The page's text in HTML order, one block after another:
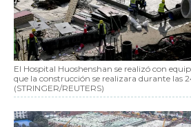
El Hospital Huoshenshan se realizó con
que la construcción se realizara durante las
(STRINGER/REUTERS)